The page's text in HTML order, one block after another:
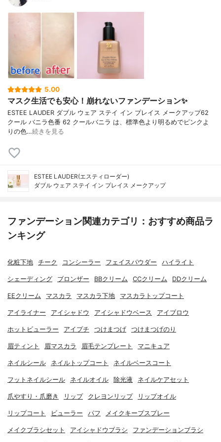
5.00
マスク生活でも安心！崩れないファンデーション✨
ESTEE LAUDER ダブル ウェア ステイ イン プレイス メークアップ62
クール バニラ色番 62 クールバニラ は、標準色より明るめでピンクよ
りの色…続きを見る
ESTEE LAUDER(エスティローダー)
ダブル ウェア ステイ イン プレイス メークアップ
ファンデーション関連カテゴリ：おすすめ商品ラ
ンキング
化粧下地 チーク コンシーラー フェイスパウダー ハイライト
シェーディング ブロンザー BBクリーム CCクリーム DDクリーム
EEクリーム マスカラ マスカラ下地 マスカラトップコート
アイライナー アイシャドウ アイシャドウベース アイブロウ
ホットビューラー アイプチ つけまつげ つけまつげのり
眉ティント 眉マスカラ 眉毛テンプレート マニキュア
ネイルシール ネイルトップコート ネイルベースコート
フットネイルシール ネイルオイル 除光液 ネイルケアセット
爪やすり・爪磨き リップ クレヨンリップ リップオイル
リップコート ビューラー パフ メイクキープスプレー
メイクブラシセット アイシャドウブラシ ファンデーションブラシ